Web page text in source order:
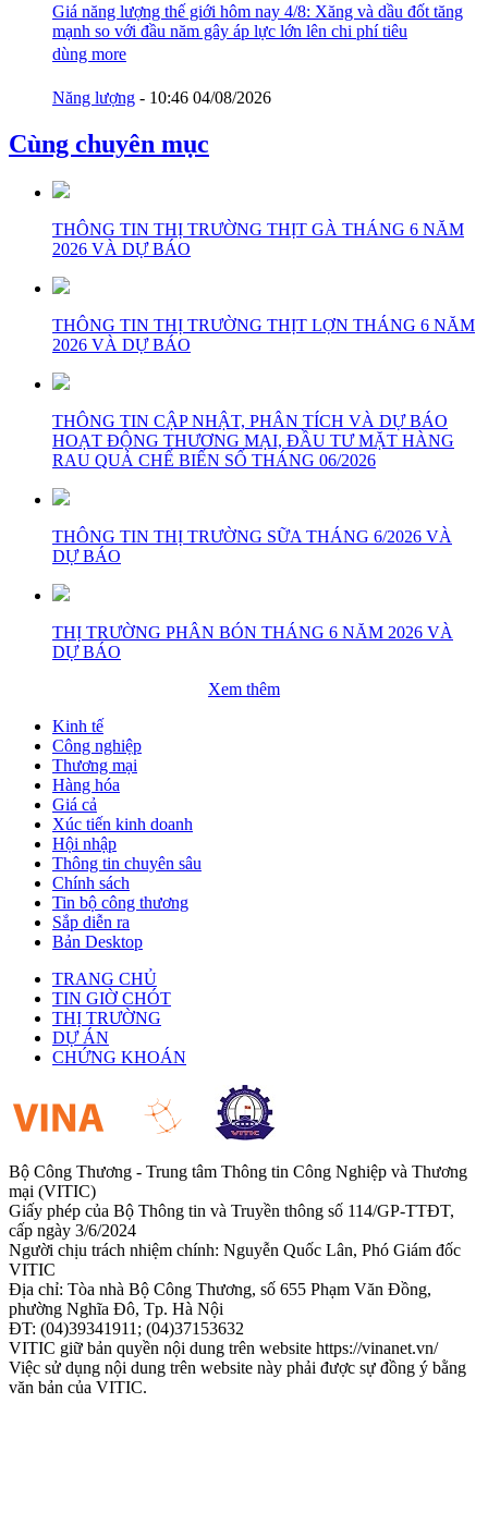
Giá năng lượng thế giới hôm nay 4/8: Xăng và dầu đốt tăng
mạnh so với đầu năm gây áp lực lớn lên chi phí tiêu
dùng more
Năng lượng - 10:46 04/08/2026
Cùng chuyên mục
THÔNG TIN THỊ TRƯỜNG THỊT GÀ THÁNG 6 NĂM
2026 VÀ DỰ BÁO
THÔNG TIN THỊ TRƯỜNG THỊT LỢN THÁNG 6 NĂM
2026 VÀ DỰ BÁO
THÔNG TIN CẬP NHẬT, PHÂN TÍCH VÀ DỰ BÁO
HOẠT ĐỘNG THƯƠNG MẠI, ĐẦU TƯ MẶT HÀNG
RAU QUẢ CHẾ BIẾN SỐ THÁNG 06/2026
THÔNG TIN THỊ TRƯỜNG SỮA THÁNG 6/2026 VÀ
DỰ BÁO
THỊ TRƯỜNG PHÂN BÓN THÁNG 6 NĂM 2026 VÀ
DỰ BÁO
Xem thêm
Kinh tế
Công nghiệp
Thương mại
Hàng hóa
Giá cả
Xúc tiến kinh doanh
Hội nhập
Thông tin chuyên sâu
Chính sách
Tin bộ công thương
Sắp diễn ra
Bản Desktop
TRANG CHỦ
TIN GIỜ CHÓT
THỊ TRƯỜNG
DỰ ÁN
CHỨNG KHOÁN
Bộ Công Thương - Trung tâm Thông tin Công Nghiệp và Thương
mại (VITIC)
Giấy phép của Bộ Thông tin và Truyền thông số 114/GP-TTĐT,
cấp ngày 3/6/2024
Người chịu trách nhiệm chính: Nguyễn Quốc Lân, Phó Giám đốc
VITIC
Địa chỉ: Tòa nhà Bộ Công Thương, số 655 Phạm Văn Đồng,
phường Nghĩa Đô, Tp. Hà Nội
ĐT: (04)39341911; (04)37153632
VITIC giữ bản quyền nội dung trên website https://vinanet.vn/
Việc sử dụng nội dung trên website này phải được sự đồng ý bằng
văn bản của VITIC.